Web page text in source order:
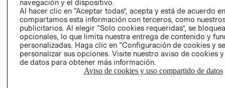
Colombia ($)
CAMBIAR REGIÓN
navegación y el dispositivo.
Al hacer clic en “Aceptar todas”, acepta y está de acuerdo
compartamos esta información con terceros, como
publicitarios. Al elegir “Solo cookies requeridas”, se
opcionales, lo que limita nuestra entrega de contenido y
personalizadas. Haga clic en “Configuración de cookies y
personalizar sus opciones. Visite nuestro aviso de cookies
de datos para obtener más información.
Aviso de cookies y uso compartido de datos